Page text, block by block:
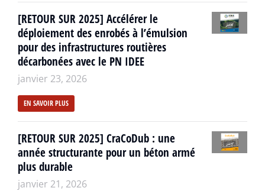
[RETOUR SUR 2025] Accélérer le
déploiement des enrobés à l’émulsion
pour des infrastructures routières
décarbonées avec le PN IDEE
janvier 23, 2026
EN SAVOIR PLUS
[RETOUR SUR 2025] CraCoDub : une
année structurante pour un béton armé
plus durable
janvier 21, 2026